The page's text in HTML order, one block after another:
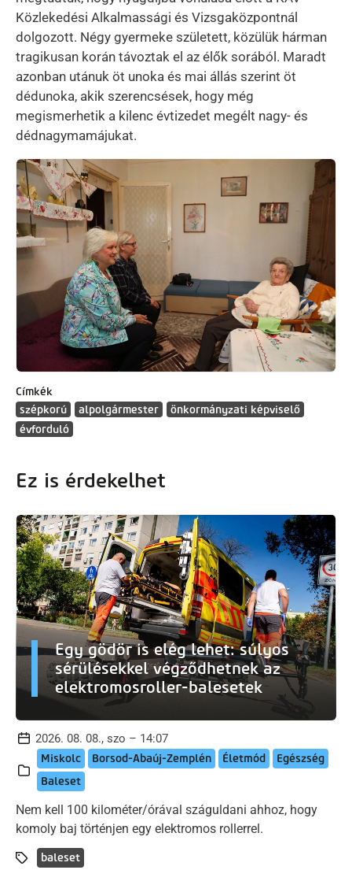
Közlekedési Alkalmassági és Vizsgaközpontnál
dolgozott. Négy gyermeke született, közülük hárman
tragikusan korán távoztak el az élők sorából. Maradt
azonban utánuk öt unoka és mai állás szerint öt
dédunoka, akik szerencsések, hogy még
megismerhetik a kilenc évtizedet megélt nagy- és
dédnagymamájukat.
Kép
Címkék
szépkorú
alpolgármester
önkormányzati képviselő
évforduló
Ez is érdekelhet
Egy gödör is elég lehet: súlyos
sérülésekkel végződhetnek az
elektromosroller-balesetek
2026. 08. 08., szo – 14:07
Miskolc Borsod-Abaúj-Zemplén Életmód
Egészség
Baleset
Nem kell 100 kilométer/órával száguldani ahhoz, hogy
komoly baj történjen egy elektromos rollerrel.
baleset